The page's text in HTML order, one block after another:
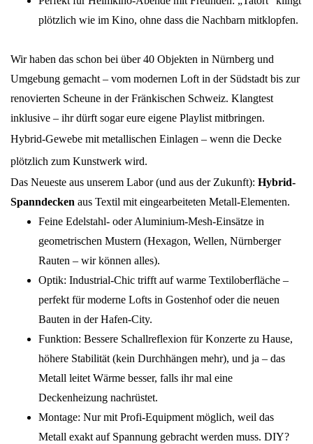
plötzlich wie im Kino, ohne dass die Nachbarn mitklopfen.
Wir haben das schon bei über 40 Objekten in Nürnberg und
Umgebung gemacht – vom modernen Loft in der Südstadt bis zur
renovierten Scheune in der Fränkischen Schweiz. Klangtest
inklusive – ihr dürft sogar eure eigene Playlist mitbringen.
Hybrid-Gewebe mit metallischen Einlagen – wenn die Decke
plötzlich zum Kunstwerk wird.
Das Neueste aus unserem Labor (und aus der Zukunft): Hybrid-
Spanndecken aus Textil mit eingearbeiteten Metall-Elementen.
Feine Edelstahl- oder Aluminium-Mesh-Einsätze in
geometrischen Mustern (Hexagon, Wellen, Nürnberger
Rauten – wir können alles).
Optik: Industrial-Chic trifft auf warme Textiloberfläche –
perfekt für moderne Lofts in Gostenhof oder die neuen
Bauten in der Hafen-City.
Funktion: Bessere Schallreflexion für Konzerte zu Hause,
höhere Stabilität (kein Durchhängen mehr), und ja – das
Metall leitet Wärme besser, falls ihr mal eine
Deckenheizung nachrüstet.
Montage: Nur mit Profi-Equipment möglich, weil das
Metall exakt auf Spannung gebracht werden muss. DIY?